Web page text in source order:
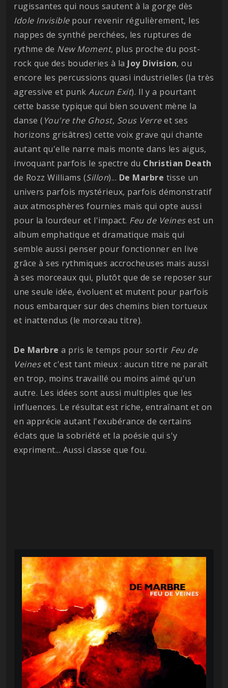
rugissantes qui nous sautent à la gorge dès
Idole Invisiblepour revenir régulièrement, les
nappes de synthé perchées, les ruptures de
rythme de New Moment, plus proche du post-
rock que des bouderies à la Joy Division, ou
encore les percussions quasi industrielles (la très
agressive et punk Aucun Exit). Il y a pourtant
cette basse typique qui bien souvent mène la
danse ( You're the Ghost, Sous Verreet ses
horizons grisâtres) cette voix grave qui chante
autant qu'elle narre mais monte dans les aigus,
invoquant parfois le spectre du Christian Death
de Rozz Williams (Sillon)... De Marbre tisse un
univers parfois mystérieux, parfois démonstratif
aux atmosphères fournies mais qui opte aussi
pour la lourdeur et l'impact. Feu de Veinesest un
album emphatique et dramatique mais qui
semble aussi penser pour fonctionner en live
grâce à ses rythmiques accrocheuses mais aussi
à ses morceaux qui, plutôt que de se reposer sur
une seule idée, évoluent et mutent pour parfois
nous embarquer sur des chemins bien tortueux
et inattendus (le morceau titre).
De Marbre a pris le temps pour sortir Feu de
Veineset c'est tant mieux : aucun titre ne paraît
en trop, moins travaillé ou moins aimé qu'un
autre. Les idées sont aussi multiples que les
influences. Le résultat est riche, entraînant et on
en apprécie autant l'exubérance de certains
éclats que la sobriété et la poésie qui s'y
expriment... Aussi classe que fou.